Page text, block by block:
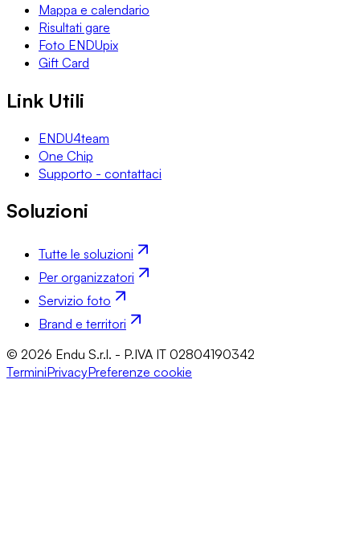
Mappa e calendario
Risultati gare
Foto ENDUpix
Gift Card
Link Utili
ENDU4team
One Chip
Supporto - contattaci
Soluzioni
Tutte le soluzioni
Per organizzatori
Servizio foto
Brand e territori
© 2026 Endu S.r.l. - P.IVA IT 02804190342
TerminiPrivacyPreferenze cookie